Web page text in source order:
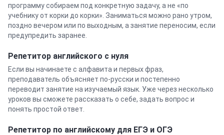
программу собираем под конкретную задачу, а не «по
учебнику от корки до корки». Заниматься можно рано утром,
поздно вечером или по выходным, а занятие переносим, если
предупредить заранее.
Репетитор английского с нуля
Если вы начинаете с алфавита и первых фраз,
преподаватель объясняет по-русски и постепенно
переводит занятие на изучаемый язык. Уже через несколько
уроков вы сможете рассказать о себе, задать вопрос и
понять простой ответ.
Репетитор по английскому для ЕГЭ и ОГЭ